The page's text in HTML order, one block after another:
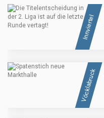
Innviertel
Vöcklabruck